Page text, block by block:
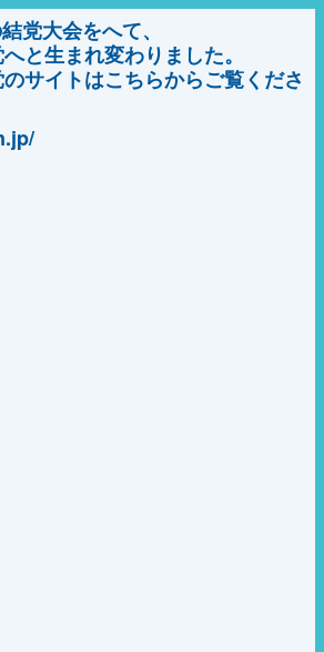
党大会をへて、
と生まれ変わりました。
サイトはこちらからご覧くださ